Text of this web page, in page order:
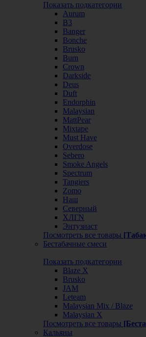
Показать подкатегории
Aurum
B3
Banger
Bonche
Brusko
Burn
Crown
Darkside
Deus
Duft
Endorphin
Malaysian
MattPear
Mixtape
Must Have
Overdose
Sebero
Smoke Angels
Spectrum
Tangiers
Zomo
Наш
Северный
ХЛГN
Энтузиаст
Посмотреть все товары
Бестабачные смеси
Показать подкатегории
Blaze X
Brusko
JAM
Leteam
Malaysian Mix / Blaze
Malaysian X
Посмотреть все товары
Кальяны